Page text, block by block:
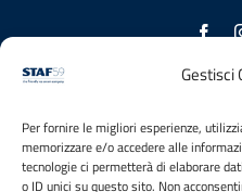
Gestisci
Per fornire le migliori esperienze,
memorizzare e/o accedere alle
tecnologie ci permetterà di elaborare
o ID unici su questo sito. Non